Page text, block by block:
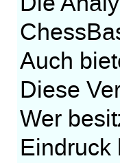
Auch
Diese
Wer
Eindruck